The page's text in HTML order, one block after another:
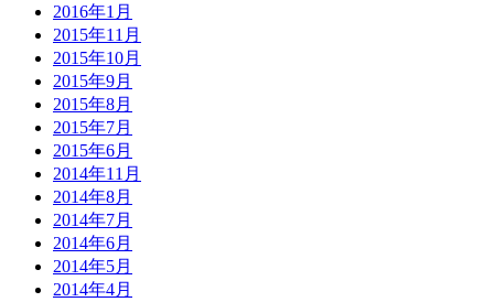
2016年1月
2015年11月
2015年10月
2015年9月
2015年8月
2015年7月
2015年6月
2014年11月
2014年8月
2014年7月
2014年6月
2014年5月
2014年4月